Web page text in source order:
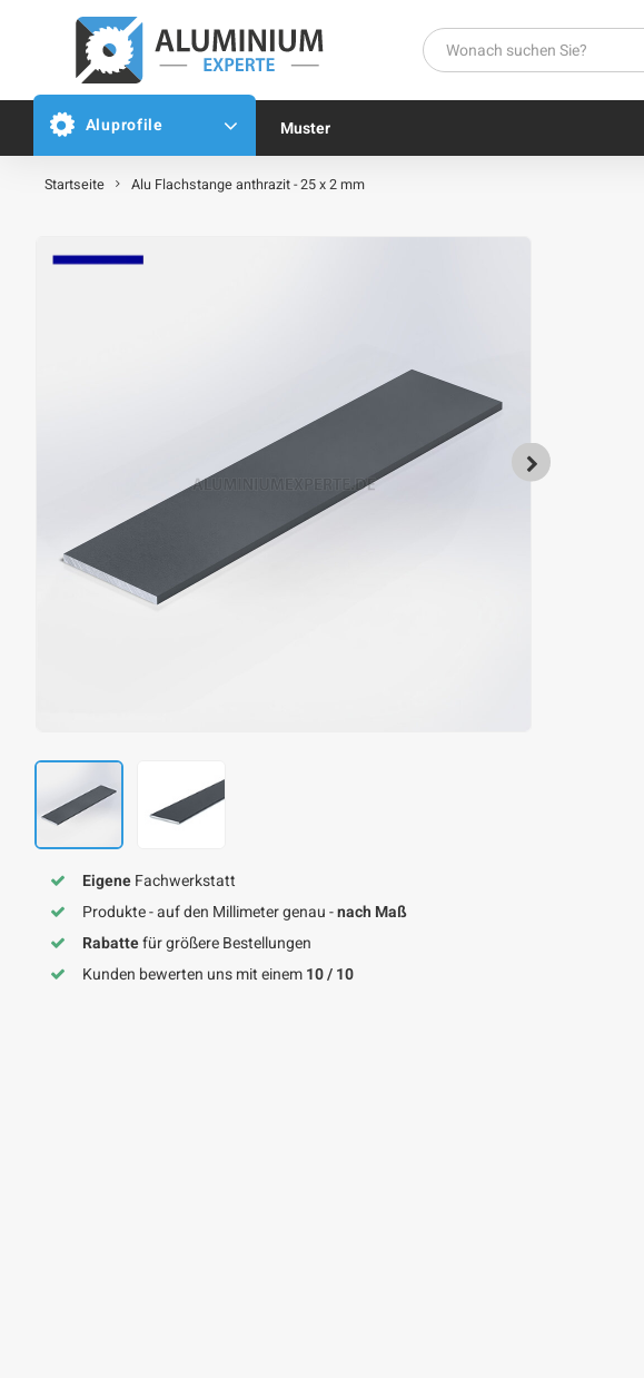
Aluprofile Muster
Startseite Alu Flachstange anthrazit - 25 x 2 mm
EigeneFachwerkstatt
Produkte - auf den Millimeter genau -nach Maß
Rabattefür größere Bestellungen
Kunden bewerten uns mit einem10 / 10